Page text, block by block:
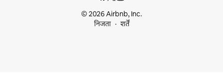
© 2026 Airbnb, Inc.
निजता
शर्तें